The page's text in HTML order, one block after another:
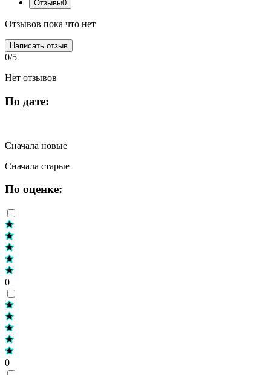
Отзывы0
Отзывов пока что нет
Написать отзыв
0/5
Нет отзывов
По дате:
Сначала новые
Сначала старые
По оценке:
0
0